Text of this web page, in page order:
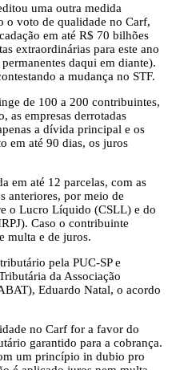
uma outra medida
o voto de qualidade no Carf,
em até R$ 70 bilhões
extraordinárias para este ano
daqui em diante).
a mudança no STF.
de 100 a 200 contribuintes,
as empresas derrotadas
a dívida principal e os
em até 90 dias, os juros
em até 12 parcelas, com as
anteriores, por meio de
o Lucro Líquido (CSLL) e do
Caso o contribuinte
multa e de juros.
pela PUC-SP e
da Associação
Eduardo Natal, o acordo
no Carf for a favor do
garantido para a cobrança.
um princípio in dubio pro